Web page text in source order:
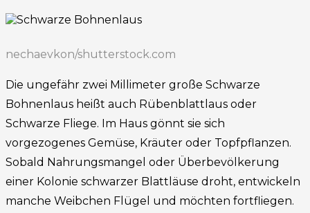
nechaevkon/shutterstock.com
Die ungefähr zwei Millimeter große Schwarze
Bohnenlaus heißt auch Rübenblattlaus oder
Schwarze Fliege. Im Haus gönnt sie sich
vorgezogenes Gemüse, Kräuter oder Topfpflanzen.
Sobald Nahrungsmangel oder Überbevölkerung
einer Kolonie schwarzer Blattläuse droht, entwickeln
manche Weibchen Flügel und möchten fortfliegen.